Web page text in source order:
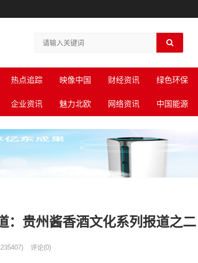
热点追踪 映像中国 财经资讯 绿色环保
企业资讯 魅力北欧 网络资讯 中国能源
：贵州酱香酒文化系列报道之二
评论(0)